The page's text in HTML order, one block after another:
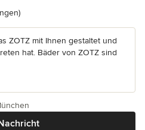
4.8 von 5 Sternen
ZOTZ mit Ihnen gestaltet und
hat. Bäder von ZOTZ sind